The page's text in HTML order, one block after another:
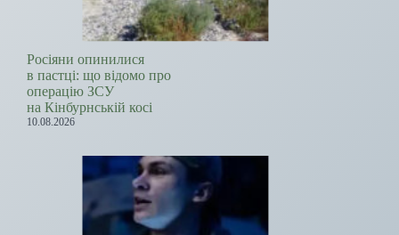
Росіяни опинилися
в пастці: що відомо про
операцію ЗСУ
на Кінбурнській косі
10.08.2026